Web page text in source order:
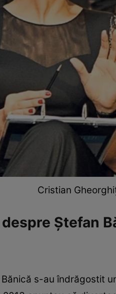
Cristian
Ștefan
s-au îndrăgostit